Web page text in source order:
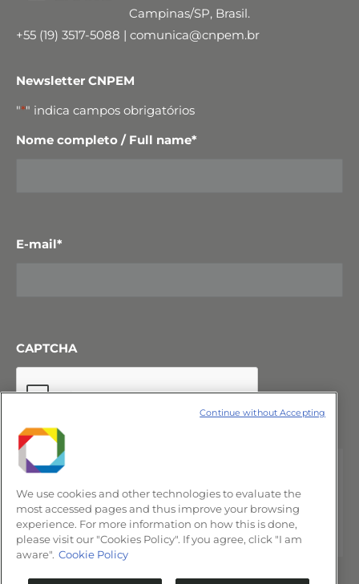
Campinas/SP, Brasil.
+55 (19) 3517-5088 | comunica@cnpem.br
Newsletter CNPEM
"*" indica campos obrigatórios
Nome completo / Full name*
E-mail*
CAPTCHA
We use cookies and other technologies to evaluate the
most accessed pages and thus improve your browsing
experience. For more information on how this is done,
please visit our "Cookies Policy". If you agree, click "I am
aware". Cookie Policy
Continue without Accepting